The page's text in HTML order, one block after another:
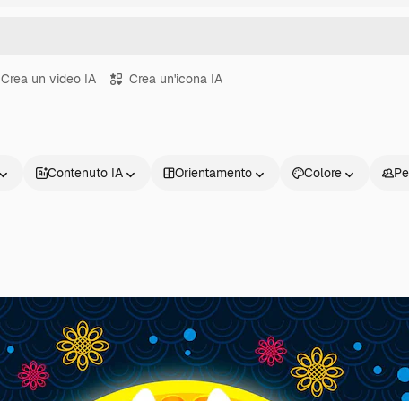
Crea un video IA Crea un'icona IA
Contenuto IA Orientamento Colore
Prodotti Inizia